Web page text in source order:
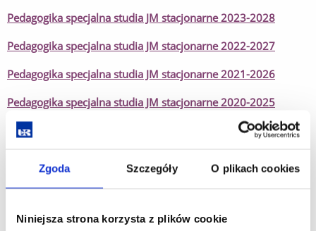
Zgoda Szczegóły O plikach cookies
Niniejsza strona korzysta z plików cookie
Pedagogika specjalna studia JM stacjonarne 2023-2028
Pedagogika specjalna studia JM stacjonarne 2022-2027
Pedagogika specjalna studia JM stacjonarne 2021-2026
Pedagogika specjalna studia JM stacjonarne 2020-2025
Pedagogika specjalna studia JM niestacjonarne 2025-2030